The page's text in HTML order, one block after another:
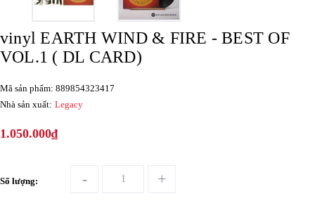
vinyl EARTH WIND & FIRE - BEST OF
VOL.1 ( DL CARD)
Mã sản phẩm: 889854323417
Nhà sản xuất: Legacy
1.050.000₫
Số lượng: - +